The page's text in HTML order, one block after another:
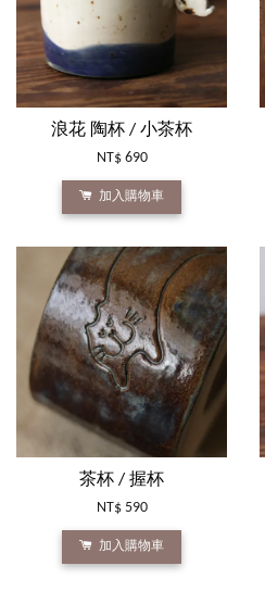
浪花 陶杯 / 小茶杯
NT$ 690
加入購物車
茶杯 / 握杯
NT$ 590
加入購物車